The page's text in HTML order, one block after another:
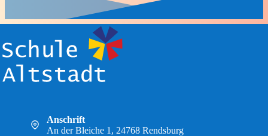
Anschrift
An der Bleiche 1, 24768 Rendsburg